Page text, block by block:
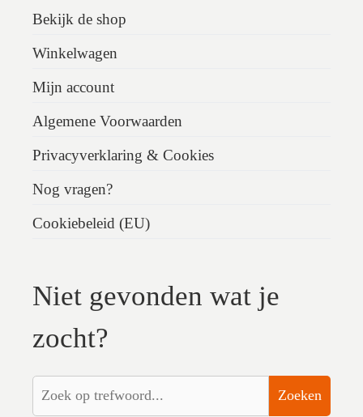
Bekijk de shop
Winkelwagen
Mijn account
Algemene Voorwaarden
Privacyverklaring & Cookies
Nog vragen?
Cookiebeleid (EU)
Niet gevonden wat je
zocht?
Zoeken